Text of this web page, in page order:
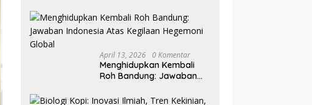
April 13, 2026 0 Komentar
Menghidupkan Kembali
Roh Bandung: Jawaban
Hegemoni Global